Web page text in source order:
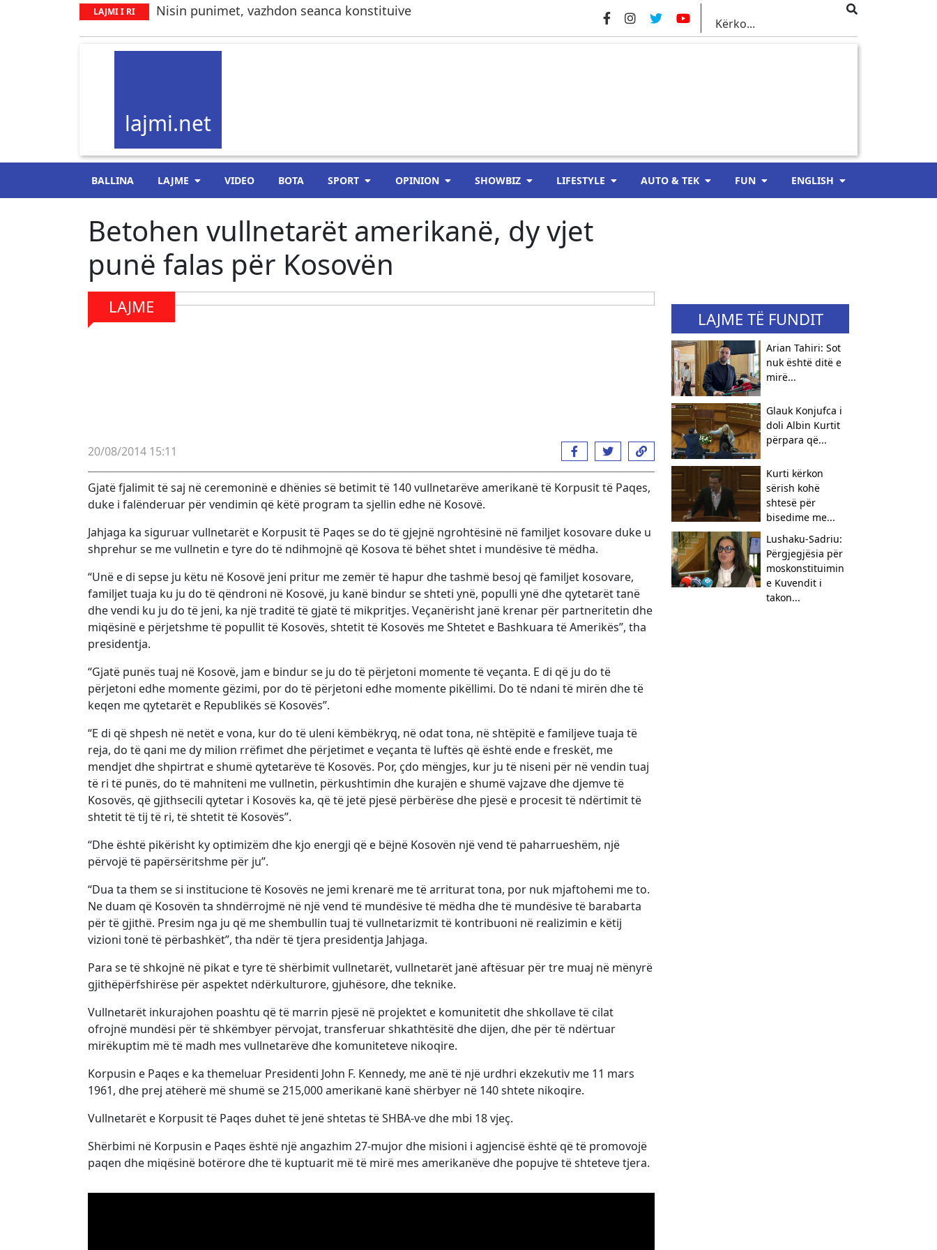
LAJMI I RI Nisin punimet, vazhdon seanca konstituive
lajmi.net
BALLINA LAJME VIDEO BOTA SPORT OPINION SHOWBIZ LIFESTYLE AUTO & TEK FUN ENGLISH
Betohen vullnetarët amerikanë, dy vjet
punë falas për Kosovën
LAJME
20/08/2014 15:11
Gjatë fjalimit të saj në ceremoninë e dhënies së betimit të 140 vullnetarëve amerikanë të Korpusit të Paqes,
duke i falënderuar për vendimin që këtë program ta sjellin edhe në Kosovë.
Jahjaga ka siguruar vullnetarët e Korpusit të Paqes se do të gjejnë ngrohtësinë në familjet kosovare duke u
shprehur se me vullnetin e tyre do të ndihmojnë që Kosova të bëhet shtet i mundësive të mëdha.
“Unë e di sepse ju këtu në Kosovë jeni pritur me zemër të hapur dhe tashmë besoj që familjet kosovare,
familjet tuaja ku ju do të qëndroni në Kosovë, ju kanë bindur se shteti ynë, populli ynë dhe qytetarët tanë
dhe vendi ku ju do të jeni, ka një traditë të gjatë të mikpritjes. Veçanërisht janë krenar për partneritetin dhe
miqësinë e përjetshme të popullit të Kosovës, shtetit të Kosovës me Shtetet e Bashkuara të Amerikës”, tha
presidentja.
“Gjatë punës tuaj në Kosovë, jam e bindur se ju do të përjetoni momente të veçanta. E di që ju do të
përjetoni edhe momente gëzimi, por do të përjetoni edhe momente pikëllimi. Do të ndani të mirën dhe të
keqen me qytetarët e Republikës së Kosovës”.
“E di që shpesh në netët e vona, kur do të uleni këmbëkryq, në odat tona, në shtëpitë e familjeve tuaja të
reja, do të qani me dy milion rrëfimet dhe përjetimet e veçanta të luftës që është ende e freskët, me
mendjet dhe shpirtrat e shumë qytetarëve të Kosovës. Por, çdo mëngjes, kur ju të niseni për në vendin tuaj
të ri të punës, do të mahniteni me vullnetin, përkushtimin dhe kurajën e shumë vajzave dhe djemve të
Kosovës, që gjithsecili qytetar i Kosovës ka, që të jetë pjesë përbërëse dhe pjesë e procesit të ndërtimit të
shtetit të tij të ri, të shtetit të Kosovës”.
“Dhe është pikërisht ky optimizëm dhe kjo energji që e bëjnë Kosovën një vend të paharrueshëm, një
përvojë të papërsëritshme për ju”.
“Dua ta them se si institucione të Kosovës ne jemi krenarë me të arriturat tona, por nuk mjaftohemi me to.
Ne duam që Kosovën ta shndërrojmë në një vend të mundësive të mëdha dhe të mundësive të barabarta
për të gjithë. Presim nga ju që me shembullin tuaj të vullnetarizmit të kontribuoni në realizimin e këtij
vizioni tonë të përbashkët”, tha ndër të tjera presidentja Jahjaga.
Para se të shkojnë në pikat e tyre të shërbimit vullnetarët, vullnetarët janë aftësuar për tre muaj në mënyrë
gjithëpërfshirëse për aspektet ndërkulturore, gjuhësore, dhe teknike.
Vullnetarët inkurajohen poashtu që të marrin pjesë në projektet e komunitetit dhe shkollave të cilat
ofrojnë mundësi për të shkëmbyer përvojat, transferuar shkathtësitë dhe dijen, dhe për të ndërtuar
mirëkuptim më të madh mes vullnetarëve dhe komuniteteve nikoqire.
Korpusin e Paqes e ka themeluar Presidenti John F. Kennedy, me anë të një urdhri ekzekutiv me 11 mars
1961, dhe prej atëherë më shumë se 215,000 amerikanë kanë shërbyer në 140 shtete nikoqire.
Vullnetarët e Korpusit të Paqes duhet të jenë shtetas të SHBA-ve dhe mbi 18 vjeç.
Shërbimi në Korpusin e Paqes është një angazhim 27-mujor dhe misioni i agjencisë është që të promovojë
paqen dhe miqësinë botërore dhe të kuptuarit më të mirë mes amerikanëve dhe popujve të shteteve tjera.
LAJME TË FUNDIT
Arian Tahiri: Sot
nuk është ditë e
mirë...
Glauk Konjufca i
doli Albin Kurtit
përpara që...
Kurti kërkon
sërish kohë
shtesë për
bisedime me...
Lushaku-Sadriu:
Përgjegjësia për
moskonstituimin
e Kuvendit i
takon...